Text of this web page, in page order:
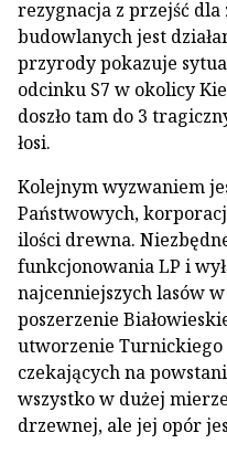
rezygnacja z przejść
budowlanych jest
przyrody pokazuje
odcinku S7 w okolicy
doszło tam do 3
łosi.
Kolejnym wyzwaniem
Państwowych,
ilości drewna.
funkcjonowania LP i
najcenniejszych lasów
poszerzenie
utworzenie
czekających na
wszystko w dużej
drzewnej, ale jej opór